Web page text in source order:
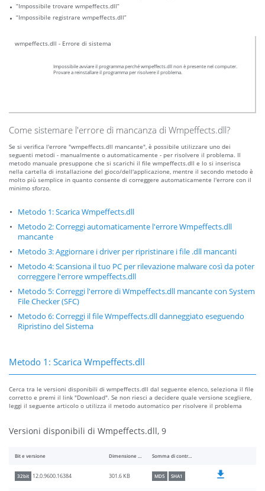
“Impossibile trovare wmpeffects.dll”
“Impossibile registrare wmpeffects.dll”
wmpeffects.dll - Errore di sistema
Impossibile avviare il programma perché wmpeffects.dll non è presente nel computer.
Provare a reinstallare il programma per risolvere il problema.
Come sistemare l'errore di mancanza di Wmpeffects.dll?
Se si verifica l'errore "wmpeffects.dll mancante", è possibile utilizzare uno dei
seguenti metodi - manualmente o automaticamente - per risolvere il problema. Il
metodo manuale presuppone che si scarichi il file wmpeffects.dll e lo si inserisca
nella cartella di installazione del gioco/dell'applicazione, mentre il secondo metodo è
molto più semplice in quanto consente di correggere automaticamente l'errore con il
minimo sforzo.
Metodo 1: Scarica Wmpeffects.dll
Metodo 2: Correggi automaticamente l'errore Wmpeffects.dll
mancante
Metodo 3: Aggiornare i driver per ripristinare i file .dll mancanti
Metodo 4: Scansiona il tuo PC per rilevazione malware così da poter
correggere l'errore wmpeffects.dll
Metodo 5: Correggi l'errore di Wmpeffects.dll mancante con System
File Checker (SFC)
Metodo 6: Correggi il file Wmpeffects.dll danneggiato eseguendo
Ripristino del Sistema
Metodo 1: Scarica Wmpeffects.dll
Cerca tra le versioni disponibili di wmpeffects.dll dal seguente elenco, seleziona il file
corretto e premi il link "Download". Se non riesci a decidere quale versione scegliere,
leggi il seguente articolo o utilizza il metodo automatico per risolvere il problema
Versioni disponibili di Wmpeffects.dll, 9
Bit e versione Dimensione del file Somma di controllo
32bit 12.0.9600.16384 301.6 KB MD5 SHA1